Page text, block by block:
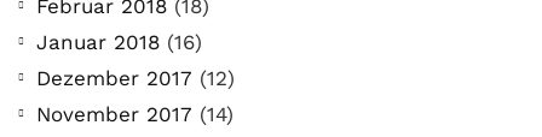
Februar 2018 (18)
Januar 2018 (16)
Dezember 2017 (12)
November 2017 (14)